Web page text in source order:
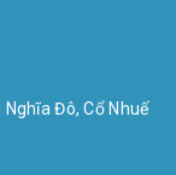
Đô, Cổ Nhuế